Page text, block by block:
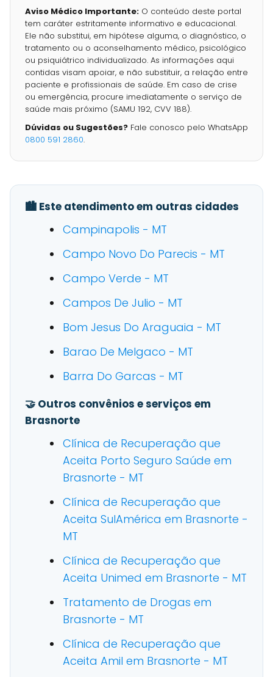
Aviso Médico Importante: O conteúdo deste portal
tem caráter estritamente informativo e educacional.
Ele não substitui, em hipótese alguma, o diagnóstico, o
tratamento ou o aconselhamento médico, psicológico
ou psiquiátrico individualizado. As informações aqui
contidas visam apoiar, e não substituir, a relação entre
paciente e profissionais de saúde. Em caso de crise
ou emergência, procure imediatamente o serviço de
saúde mais próximo (SAMU 192, CVV 188).
Dúvidas ou Sugestões? Fale conosco pelo WhatsApp
0800 591 2860.
🏙️ Este atendimento em outras cidades
Campinapolis - MT
Campo Novo Do Parecis - MT
Campo Verde - MT
Campos De Julio - MT
Bom Jesus Do Araguaia - MT
Barao De Melgaco - MT
Barra Do Garcas - MT
🤝 Outros convênios e serviços em
Brasnorte
Clínica de Recuperação que
Aceita Porto Seguro Saúde em
Brasnorte - MT
Clínica de Recuperação que
Aceita SulAmérica em Brasnorte -
MT
Clínica de Recuperação que
Aceita Unimed em Brasnorte - MT
Tratamento de Drogas em
Brasnorte - MT
Clínica de Recuperação que
Aceita Amil em Brasnorte - MT